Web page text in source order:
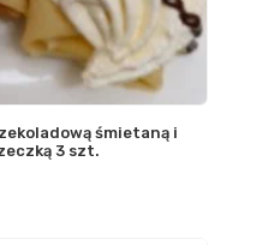
śmietaną i
3 szt.